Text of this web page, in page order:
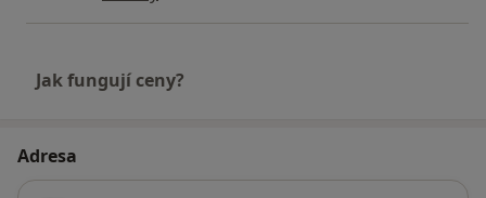
Jak fungují ceny?
Adresa